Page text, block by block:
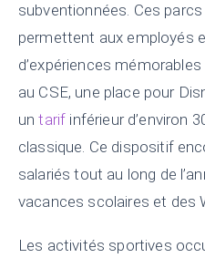
subventionnées. Ces
permettent aux employés
d’expériences
au CSE, une place pour
untarif inférieur d’environ
classique. Ce dispositif
salariés tout au long de
vacances scolaires et des
Les activités sportives